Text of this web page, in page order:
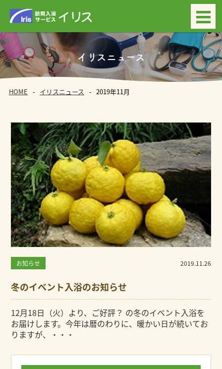
イリスニュース
HOME イリスニュース 2019年11月
お知らせ 2019.11.26
冬のイベント入浴のお知らせ
12月18日（火）より、ご好評？ の冬のイベント入浴を
お届けします。今年は暦のわりに、暖かい日が続いてお
りますが、・・・